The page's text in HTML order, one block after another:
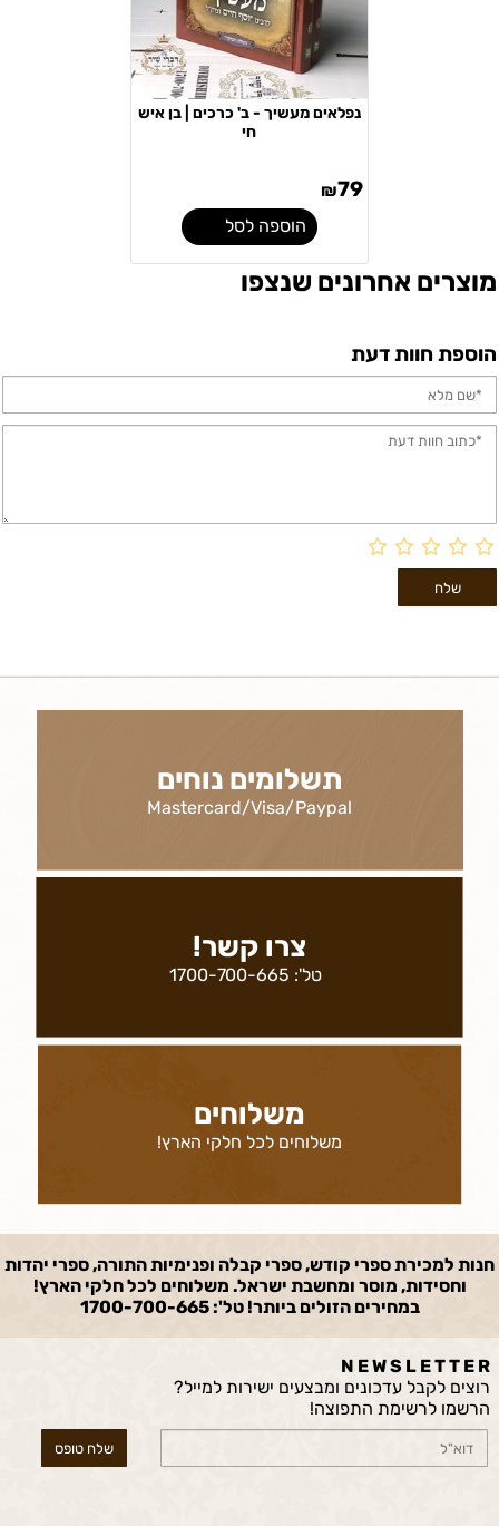
נפלאים מעשיך - ב' כרכים | בן איש
חי
₪79
הוספה לסל
מוצרים אחרונים שנצפו
הוספת חוות דעת
תשלומים נוחים
Mastercard/Visa/Paypal
צרו קשר!
טל': 1700-700-665
משלוחים
משלוחים לכל חלקי הארץ!
חנות למכירת ספרי קודש, ספרי קבלה ופנימיות התורה, ספרי יהדות
וחסידות, מוסר ומחשבת ישראל. משלוחים לכל חלקי הארץ!
במחירים הזולים ביותר! טל': 1700-700-665
N E W S L E T T E R
רוצים לקבל עדכונים ומבצעים ישירות למייל?
הרשמו לרשימת התפוצה!